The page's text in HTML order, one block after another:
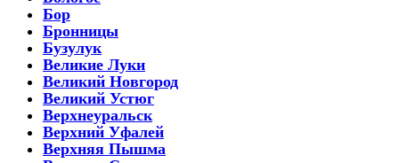
Бор
Бронницы
Бузулук
Великие Луки
Великий Новгород
Великий Устюг
Верхнеуральск
Верхний Уфалей
Верхняя Пышма